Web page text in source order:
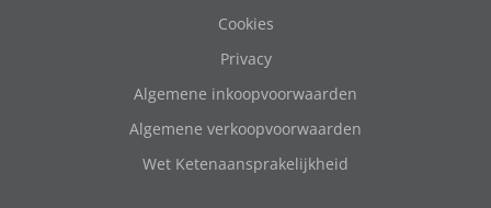
Cookies
Privacy
Algemene inkoopvoorwaarden
Algemene verkoopvoorwaarden
Wet Ketenaansprakelijkheid